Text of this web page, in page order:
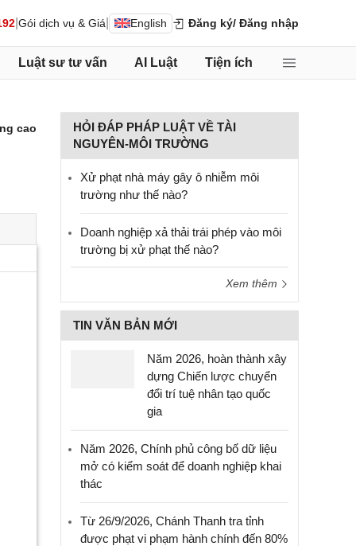
Gói dịch vụ & Giá English Đăng ký/ Đăng nhập
Luật sư tư vấn AI Luật Tiện ích
cao
HỎI ĐÁP PHÁP LUẬT VỀ TÀI
NGUYÊN-MÔI TRƯỜNG
Xử phạt nhà máy gây ô nhiễm môi
trường như thế nào?
Doanh nghiệp xả thải trái phép vào môi
trường bị xử phạt thế nào?
Xem thêm
TIN VĂN BẢN MỚI
Năm 2026, hoàn thành xây
dựng Chiến lược chuyển
đổi trí tuệ nhân tạo quốc
gia
Năm 2026, Chính phủ công bố dữ liệu
mở có kiểm soát để doanh nghiệp khai
thác
Từ 26/9/2026, Chánh Thanh tra tỉnh
được phạt vi phạm hành chính đến 80%